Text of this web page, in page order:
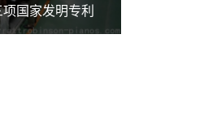
国家发明专利